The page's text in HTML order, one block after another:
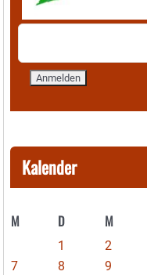
Kalender
M D M
1 2
7
8 9